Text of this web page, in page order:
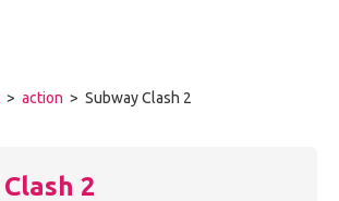
> action > Subway Clash 2
2